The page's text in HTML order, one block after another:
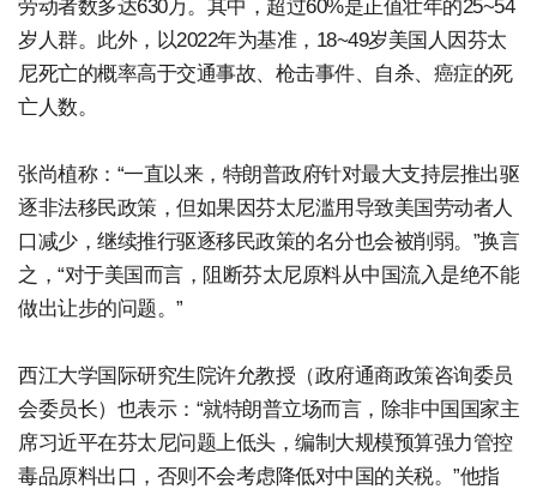
劳动者数多达630万。其中，超过60%是正值壮年的25~54
岁人群。此外，以2022年为基准，18~49岁美国人因芬太
尼死亡的概率高于交通事故、枪击事件、自杀、癌症的死
亡人数。
张尚植称：“一直以来，特朗普政府针对最大支持层推出驱
逐非法移民政策，但如果因芬太尼滥用导致美国劳动者人
口减少，继续推行驱逐移民政策的名分也会被削弱。”换言
之，“对于美国而言，阻断芬太尼原料从中国流入是绝不能
做出让步的问题。”
西江大学国际研究生院许允教授（政府通商政策咨询委员
会委员长）也表示：“就特朗普立场而言，除非中国国家主
席习近平在芬太尼问题上低头，编制大规模预算强力管控
毒品原料出口，否则不会考虑降低对中国的关税。”他指